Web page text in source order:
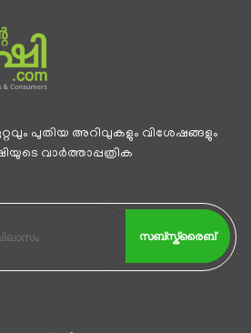
പുതിയ അറിവുകളും വിശേഷങ്ങളും
വാര്‍ത്താപ്പത്രിക
സബ്സ്ക്രൈബ്